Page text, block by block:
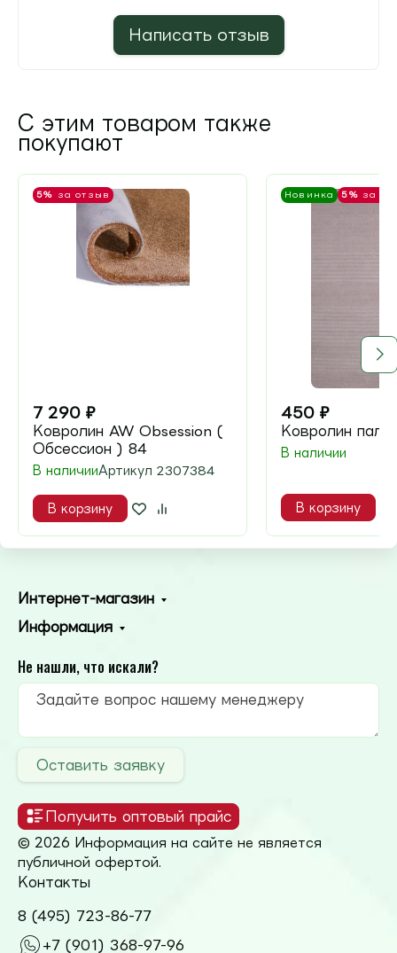
Написать отзыв
С этим товаром также
покупают
5% за отзыв
7 290 ₽
Ковролин AW Obsession (
Обсессион ) 84
В наличииАртикул 2307384
В корзину
Новинка 5% за
450 ₽
Ковролин
В наличии
В корзину
Интернет-магазин
Информация
Не нашли, что искали?
Оставить заявку
Получить оптовый прайс
© 2026 Информация на сайте не является
публичной офертой.
Контакты
8 (495) 723-86-77
+7 (901) 368-97-96